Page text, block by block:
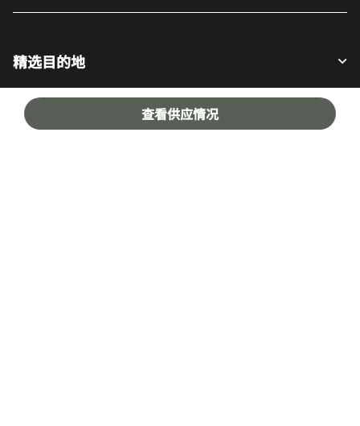
查看供应情况
精选目的地
宾客适用